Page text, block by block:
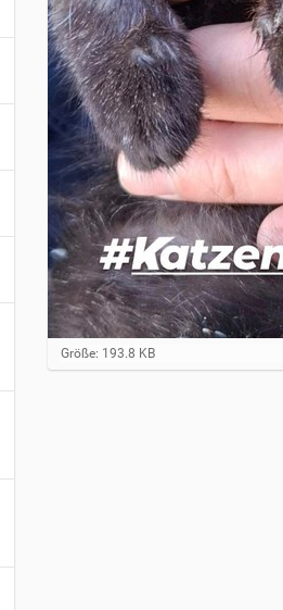
Z
e
Größe: 193.8 KB